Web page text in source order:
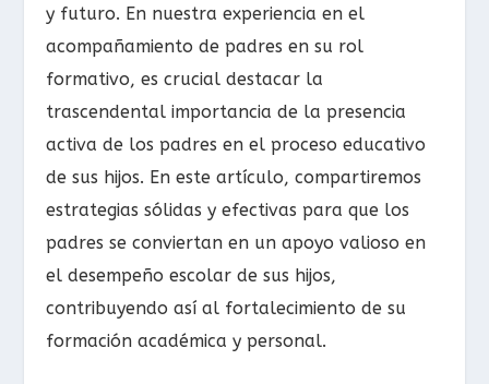
y futuro. En nuestra experiencia en el
acompañamiento de padres en su rol
formativo, es crucial destacar la
trascendental importancia de la presencia
activa de los padres en el proceso educativo
de sus hijos. En este artículo, compartiremos
estrategias sólidas y efectivas para que los
padres se conviertan en un apoyo valioso en
el desempeño escolar de sus hijos,
contribuyendo así al fortalecimiento de su
formación académica y personal.